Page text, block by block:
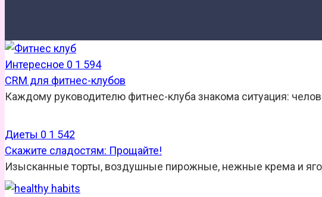
Интересное 0 1 594
CRM для фитнес-клубов
Каждому руководителю фитнес-клуба знакома ситуация:
Диеты 0 1 542
Скажите сладостям: Прощайте!
Изысканные торты, воздушные пирожные, нежные крема и